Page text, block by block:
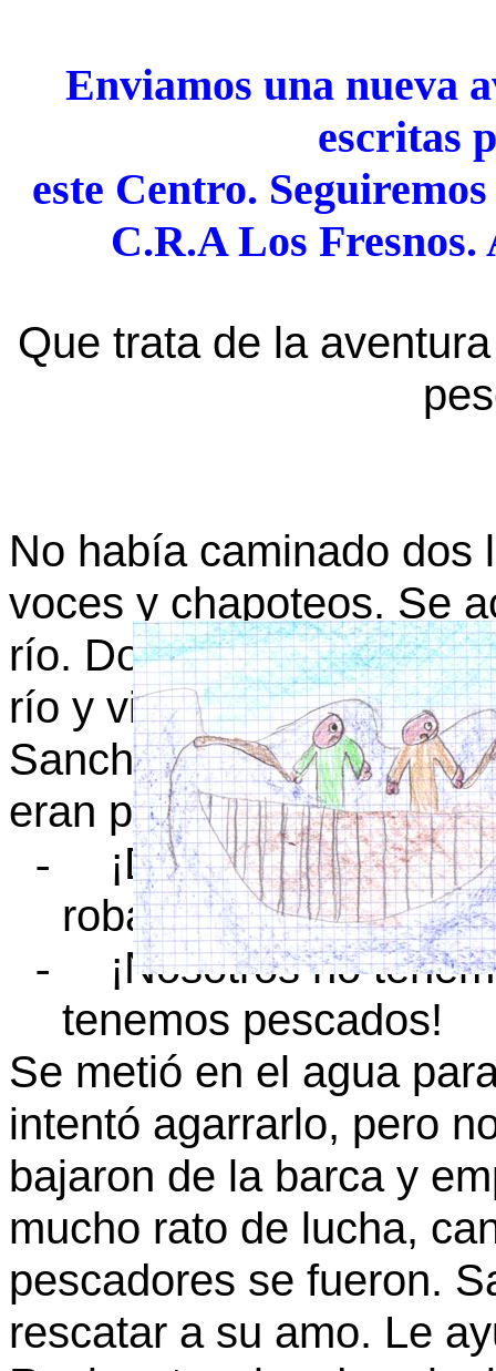
Enviamos una nueva
escritas
este Centro.
C.R.A Los
Que trata de la
No había caminado dos
voces y chapoteos. Se
río. Don Quijote se bajó
río y vio dos
Sancho les saludó pero
eran piratas, sacó la
-
¡Devolved todos
robado!
-
¡Nosotros no
tenemos pescados!
Se metió en el agua
intentó agarrarlo, pero
bajaron de la barca y
mucho rato de lucha,
pescadores se fueron.
rescatar a su amo. Le